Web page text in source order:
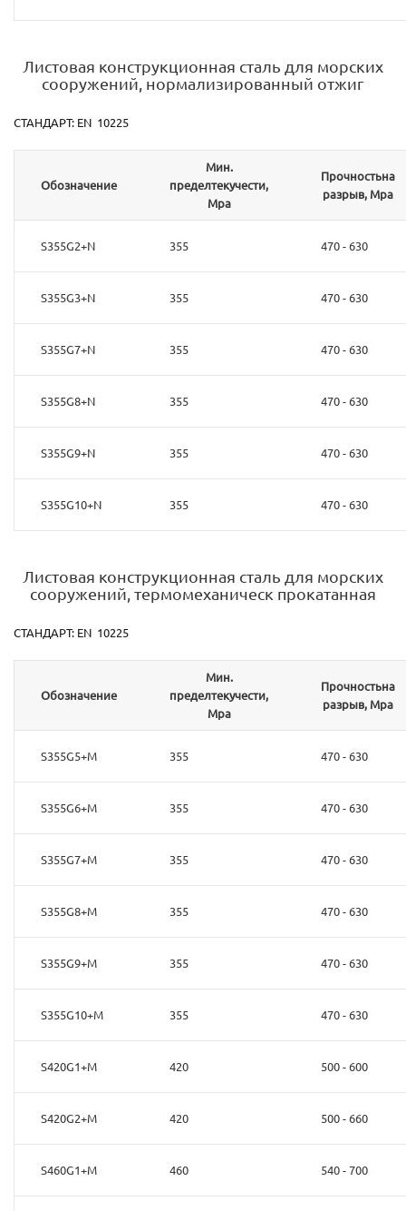
Листовая конструкционная сталь для морских
сооружений, нормализированный отжиг
СТАНДАРТ: EN 10225
Обозначение
Мин.
пределтекучести,
Mpa
Прочностьна
разрыв, Mpa
S355G2+N 355 470 - 630
S355G3+N 355 470 - 630
S355G7+N 355 470 - 630
S355G8+N 355 470 - 630
S355G9+N 355 470 - 630
S355G10+N 355 470 - 630
Листовая конструкционная сталь для морских
сооружений, термомеханическ прокатанная
СТАНДАРТ: EN 10225
Обозначение
Мин.
пределтекучести,
Mpa
Прочностьна
разрыв, Mpa
S355G5+M 355 470 - 630
S355G6+M 355 470 - 630
S355G7+M 355 470 - 630
S355G8+M 355 470 - 630
S355G9+M 355 470 - 630
S355G10+M 355 470 - 630
S420G1+M 420 500 - 600
S420G2+M 420 500 - 660
S460G1+M 460 540 - 700